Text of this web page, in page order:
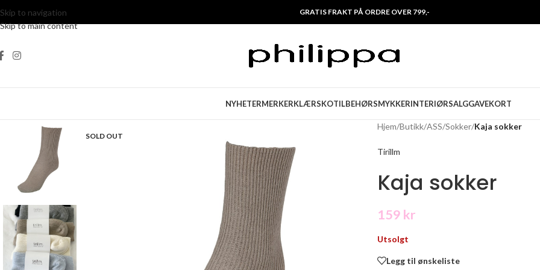
Skip to navigation
Skip to main content
GRATIS FRAKT PÅ ORDRE OVER 799,-
NYHETERMERKERKLÆRSKOTILBEHØRSMYKKERINTERIØRSALGGAVEKORT
SOLD OUT
Hjem/Butikk/ASS/Sokker/Kaja sokker
Tirillm
Kaja sokker
159 kr
Utsolgt
Legg til ønskeliste